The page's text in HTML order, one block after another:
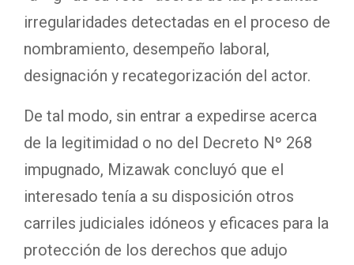
irregularidades detectadas en el proceso de
nombramiento, desempeño laboral,
designación y recategorización del actor.
De tal modo, sin entrar a expedirse acerca
de la legitimidad o no del Decreto Nº 268
impugnado, Mizawak concluyó que el
interesado tenía a su disposición otros
carriles judiciales idóneos y eficaces para la
protección de los derechos que adujo